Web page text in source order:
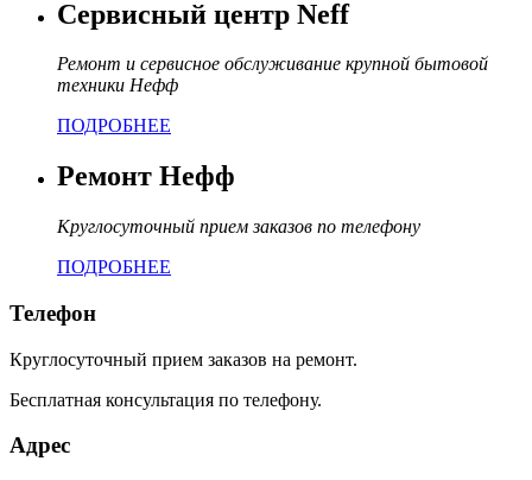
Сервисный центр Neff
Ремонт и сервисное обслуживание крупной бытовой
техники Нефф
ПОДРОБНЕЕ
Ремонт Нефф
Круглосуточный прием заказов по телефону
ПОДРОБНЕЕ
Телефон
Круглосуточный прием заказов на ремонт.
Бесплатная консультация по телефону.
Адрес